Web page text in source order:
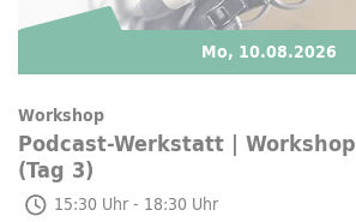
Mo, 10.08.2026
Workshop
Podcast-Werkstatt | Workshop
(Tag 3)
Mo, 10.08.2026
15:30 Uhr - 18:30 Uhr